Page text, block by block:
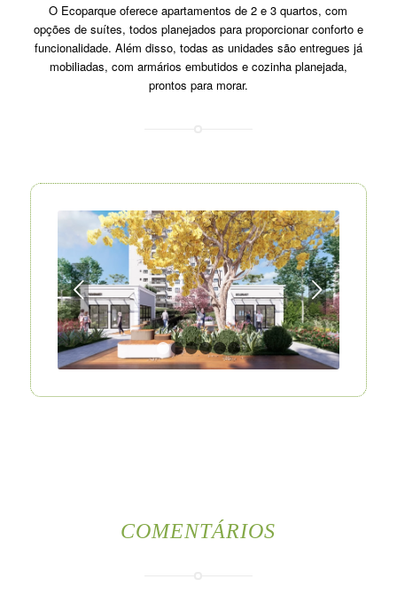
O Ecoparque oferece apartamentos de 2 e 3 quartos, com
opções de suítes, todos planejados para proporcionar conforto e
funcionalidade. Além disso, todas as unidades são entregues já
mobiliadas, com armários embutidos e cozinha planejada,
prontos para morar.
Próximo
1 2 3 4 5 6
COMENTÁRIOS